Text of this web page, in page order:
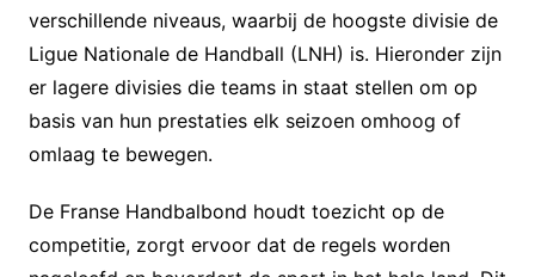
verschillende niveaus, waarbij de hoogste divisie de
Ligue Nationale de Handball (LNH) is. Hieronder zijn
er lagere divisies die teams in staat stellen om op
basis van hun prestaties elk seizoen omhoog of
omlaag te bewegen.
De Franse Handbalbond houdt toezicht op de
competitie, zorgt ervoor dat de regels worden